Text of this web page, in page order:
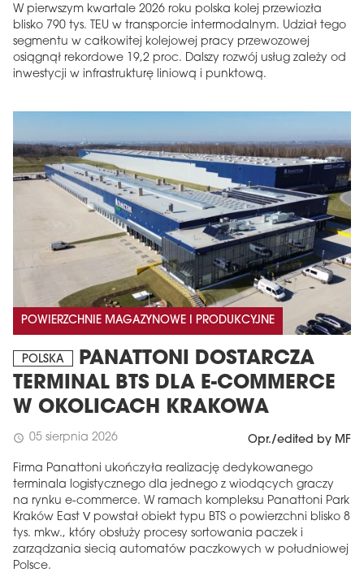
W pierwszym kwartale 2026 roku polska kolej przewiozła
blisko 790 tys. TEU w transporcie intermodalnym. Udział tego
segmentu w całkowitej kolejowej pracy przewozowej
osiągnął rekordowe 19,2 proc. Dalszy rozwój usług zależy od
inwestycji w infrastrukturę liniową i punktową.
POWIERZCHNIE MAGAZYNOWE I PRODUKCYJNE
POLSKA
PANATTONI DOSTARCZA
TERMINAL BTS DLA E-COMMERCE
W OKOLICACH KRAKOWA
schedule 05 sierpnia 2026 Opr./edited by MF
Firma Panattoni ukończyła realizację dedykowanego
terminala logistycznego dla jednego z wiodących graczy
na rynku e-commerce. W ramach kompleksu Panattoni Park
Kraków East V powstał obiekt typu BTS o powierzchni blisko 8
tys. mkw., który obsłuży procesy sortowania paczek i
zarządzania siecią automatów paczkowych w południowej
Polsce.